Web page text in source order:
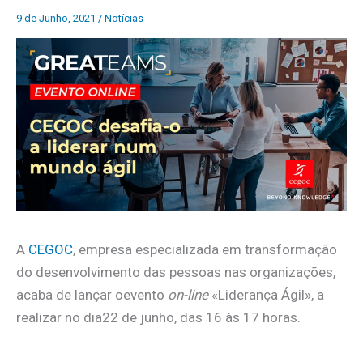
9 de Junho, 2021 / Notícias
A CEGOC, empresa especializada em transformação
do desenvolvimento das pessoas nas organizações,
acaba de lançar oevento on-line «Liderança Ágil», a
realizar no dia22 de junho, das 16 às 17 horas.